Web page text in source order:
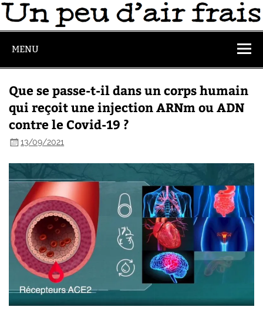
MENU
Que se passe-t-il dans un corps humain
qui reçoit une injection ARNm ou ADN
contre le Covid-19 ?
13/09/2021